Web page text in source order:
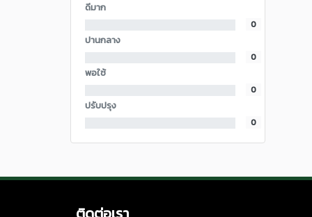
ดีมาก
0
ปานกลาง
0
พอใช้
0
ปรับปรุง
0